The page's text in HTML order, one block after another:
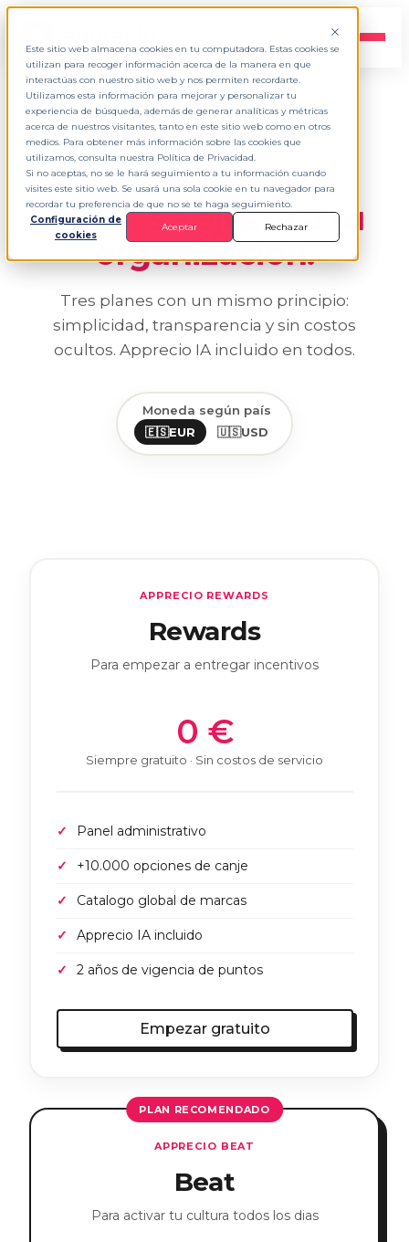
Este sitio web almacena cookies en tu computadora. Estas cookies se
utilizan para recoger información acerca de la manera en que
interactúas con nuestro sitio web y nos permiten recordarte.
Utilizamos esta información para mejorar y personalizar tu
experiencia de búsqueda, además de generar analíticas y métricas
acerca de nuestros visitantes, tanto en este sitio web como en otros
medios. Para obtener más información sobre las cookies que
utilizamos, consulta nuestra Política de Privacidad.
Si no aceptas, no se le hará seguimiento a tu información cuando
visites este sitio web. Se usará una sola cookie en tu navegador para
recordar tu preferencia de que no se te haga seguimiento.
Configuración de
cookies
Aceptar Rechazar
ES
PRECIOS Y PLANES
Elige el plan que
mejor seajusta a tu
organización.
Tres planes con un mismo principio:
simplicidad, transparencia y sin costos
ocultos. Apprecio IA incluido en todos.
Moneda según país
🇪🇸EUR 🇺🇸USD
APPRECIO REWARDS
Rewards
Para empezar a entregar incentivos
0 €
Siempre gratuito · Sin costos de servicio
Panel administrativo
+10.000 opciones de canje
Catalogo global de marcas
Apprecio IA incluido
2 años de vigencia de puntos
Empezar gratuito
PLAN RECOMENDADO
APPRECIO BEAT
Beat
Para activar tu cultura todos los dias